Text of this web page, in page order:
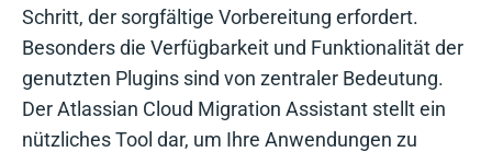
Schritt, der sorgfältige Vorbereitung erfordert.
Besonders die Verfügbarkeit und Funktionalität der
genutzten Plugins sind von zentraler Bedeutung.
Der Atlassian Cloud Migration Assistant stellt ein
nützliches Tool dar, um Ihre Anwendungen zu